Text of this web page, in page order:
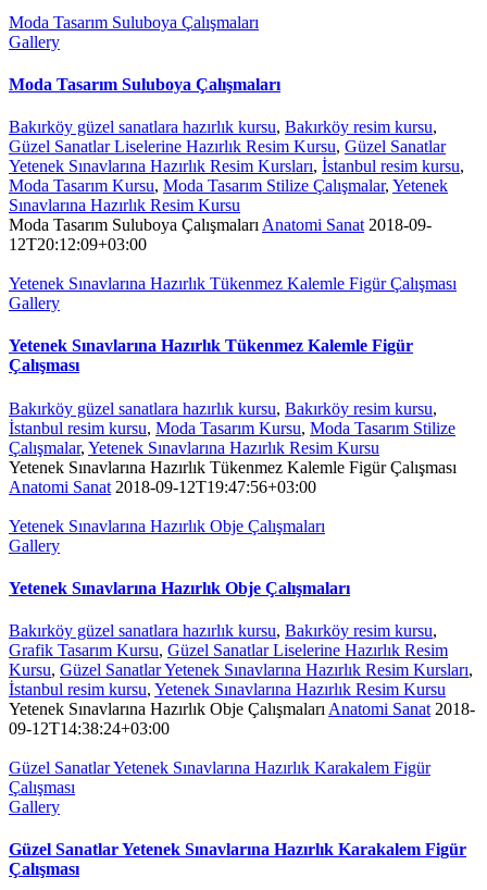
Moda Tasarım Suluboya Çalışmaları
Gallery
Moda Tasarım Suluboya Çalışmaları
Bakırköy güzel sanatlara hazırlık kursu, Bakırköy resim kursu,
Güzel Sanatlar Liselerine Hazırlık Resim Kursu, Güzel Sanatlar
Yetenek Sınavlarına Hazırlık Resim Kursları, İstanbul resim kursu,
Moda Tasarım Kursu, Moda Tasarım Stilize Çalışmalar, Yetenek
Sınavlarına Hazırlık Resim Kursu
Moda Tasarım Suluboya Çalışmaları Anatomi Sanat 2018-09-
12T20:12:09+03:00
Yetenek Sınavlarına Hazırlık Tükenmez Kalemle Figür Çalışması
Gallery
Yetenek Sınavlarına Hazırlık Tükenmez Kalemle Figür
Çalışması
Bakırköy güzel sanatlara hazırlık kursu, Bakırköy resim kursu,
İstanbul resim kursu, Moda Tasarım Kursu, Moda Tasarım Stilize
Çalışmalar, Yetenek Sınavlarına Hazırlık Resim Kursu
Yetenek Sınavlarına Hazırlık Tükenmez Kalemle Figür Çalışması
Anatomi Sanat 2018-09-12T19:47:56+03:00
Yetenek Sınavlarına Hazırlık Obje Çalışmaları
Gallery
Yetenek Sınavlarına Hazırlık Obje Çalışmaları
Bakırköy güzel sanatlara hazırlık kursu, Bakırköy resim kursu,
Grafik Tasarım Kursu, Güzel Sanatlar Liselerine Hazırlık Resim
Kursu, Güzel Sanatlar Yetenek Sınavlarına Hazırlık Resim Kursları,
İstanbul resim kursu, Yetenek Sınavlarına Hazırlık Resim Kursu
Yetenek Sınavlarına Hazırlık Obje Çalışmaları Anatomi Sanat 2018-
09-12T14:38:24+03:00
Güzel Sanatlar Yetenek Sınavlarına Hazırlık Karakalem Figür
Çalışması
Gallery
Güzel Sanatlar Yetenek Sınavlarına Hazırlık Karakalem Figür
Çalışması